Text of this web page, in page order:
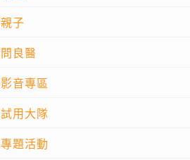
親子
問良醫
影音專區
試用大隊
專題活動